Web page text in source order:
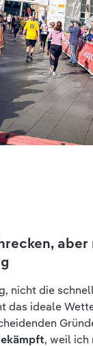
aber
nicht die
das ideale
, weil ich